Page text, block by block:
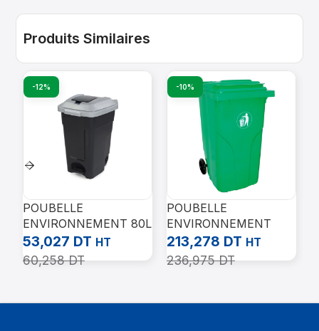
Produits Similaires
-12%
POUBELLE
ENVIRONNEMENT 80L
AVEC PÉDALE
53,027 DT HT
60,258DT
-10%
POUBELLE
ENVIRONNEMENT
240L – Vert
213,278 DT HT
236,975DT